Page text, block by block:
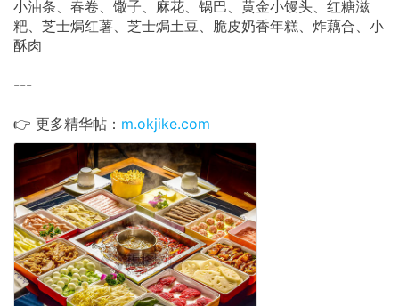
小油条、春卷、馓子、麻花、锅巴、黄金小馒头、红糖滋
粑、芝士焗红薯、芝士焗土豆、脆皮奶香年糕、炸藕合、小
酥肉
---
👉 更多精华帖： m.okjike.com